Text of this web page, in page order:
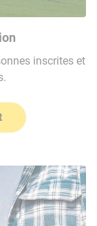
inscrites et